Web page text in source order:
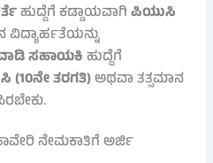
ಹುದ್ದೆಗೆ ಕಡ್ಡಾಯವಾಗಿಪಿಯುಸಿ
ವಿದ್ಯಾರ್ಹತೆಯನ್ನು
ಸಹಾಯಕಿಹುದ್ದೆಗೆ
ತರಗತಿ)ಅಥವಾ ತತ್ಸಮಾನ
ನೇಮಕಾತಿಗೆ ಅರ್ಜಿ